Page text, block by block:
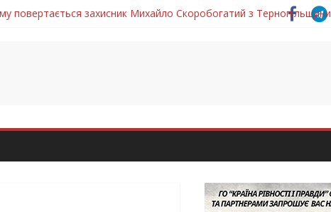
повертається захисник Михайло Скоробогатий з Тернопільщини
Вельму
до рідного дому «на щиті»
Дичку